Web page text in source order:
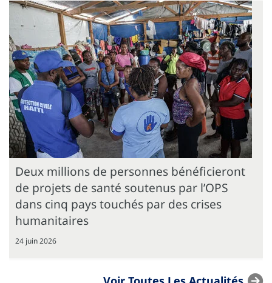
Deux millions de personnes bénéficieront
de projets de santé soutenus par l’OPS
dans cinq pays touchés par des crises
humanitaires
24 juin 2026